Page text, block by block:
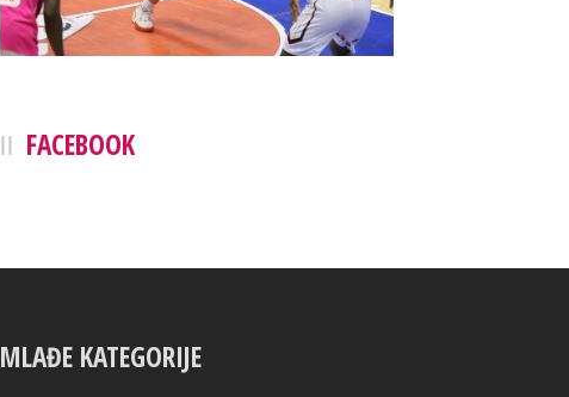
FACEBOOK
MLAĐE KATEGORIJE